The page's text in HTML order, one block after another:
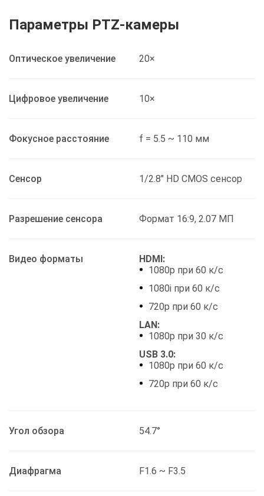
Параметры PTZ-камеры
Оптическое увеличение 20×
Цифровое увеличение 10×
Фокусное расстояние f = 5.5 ~ 110 мм
Сенсор 1/2.8" HD CMOS сенсор
Разрешение сенсора Формат 16:9, 2.07 МП
Видео форматы
HDMI:
1080p при 60 к/с
1080i при 60 к/с
720p при 60 к/с
LAN:
1080p при 30 к/с
USB 3.0:
1080p при 60 к/с
720p при 60 к/с
Угол обзора 54.7°
Диафрагма F1.6 ~ F3.5